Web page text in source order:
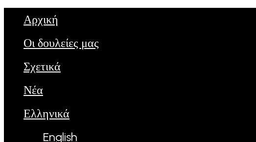
Αρχική
Οι δουλείες μας
Σχετικά
Νέα
Ελληνικά
English